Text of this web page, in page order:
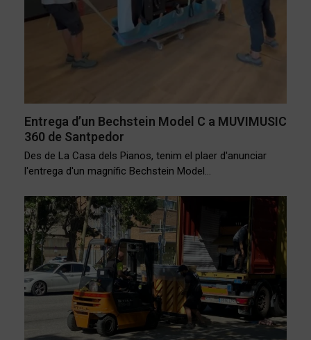
Entrega d’un Bechstein Model C a MUVIMUSIC
360 de Santpedor
Des de La Casa dels Pianos, tenim el plaer d'anunciar
l'entrega d'un magnífic Bechstein Model…